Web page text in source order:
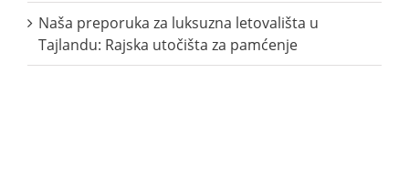
Naša preporuka za luksuzna letovališta u
Tajlandu: Rajska utočišta za pamćenje